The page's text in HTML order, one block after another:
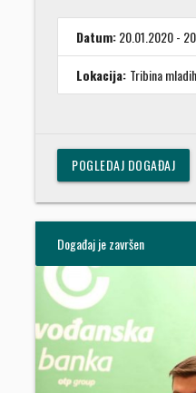
Datum:20.01.2020 -
Lokacija: Tribina mladih
POGLEDAJ DOGAĐAJ
Događaj je završen